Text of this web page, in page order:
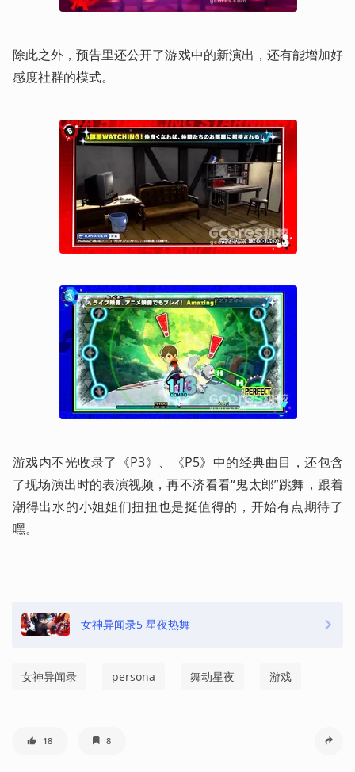
除此之外，预告里还公开了游戏中的新演出，还有能增加好
感度社群的模式。
游戏内不光收录了《P3》、《P5》中的经典曲目，还包含
了现场演出时的表演视频，再不济看看“鬼太郎”跳舞，跟着
潮得出水的小姐姐们扭扭也是挺值得的，开始有点期待了
嘿。
女神异闻录5 星夜热舞
女神异闻录 persona 舞动星夜 游戏
18 8